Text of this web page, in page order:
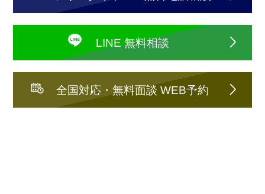
LINE 無料相談
全国対応・無料面談 WEB予約